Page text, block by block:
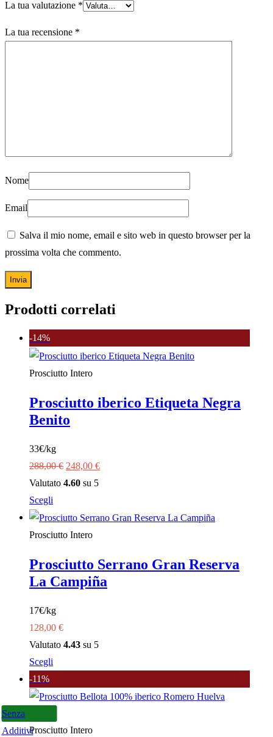
La tua valutazione *
La tua recensione *
Nome
Email
Salva il mio nome, email e sito web in questo browser per la
prossima volta che commento.
Prodotti correlati
-14%
Prosciutto Intero
Prosciutto iberico Etiqueta Negra
Benito
33€/kg
288,00€ Il
prezzo
era:
288,00 €.
248,00 €Il
è:
Valutato 4.60 su 5
Scegli
prodotto
ha
varianti.
Le
possono
nella
pagina
del
prodotto
Prosciutto Intero
Prosciutto Serrano Gran Reserva
La Campiña
17€/kg
128,00 €
Valutato 4.43 su 5
Scegli
ha
varianti.
-11%
Senza
AdditiviProsciutto Intero